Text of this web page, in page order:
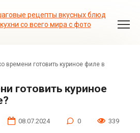
времени готовить куриное филе в
08.07.2024 0 339